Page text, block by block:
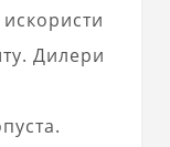
Дилери